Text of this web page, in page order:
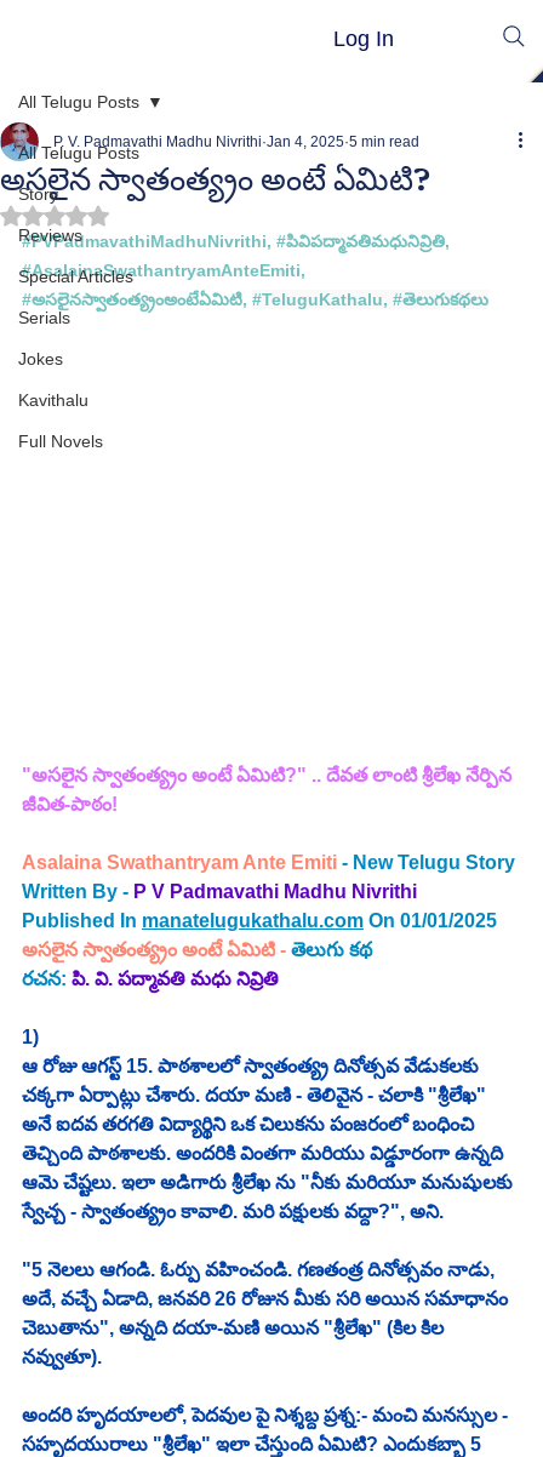
Log In
All Telugu Posts
Story
Reviews
Special Articles
Serials
Jokes
Kavithalu
Full Novels
All Telugu Posts
అసలైన స్వాతంత్య్రం అంటే ఏమిటి?
P. V. Padmavathi Madhu Nivrithi Jan 4, 2025 5 min read
Rated NaN out of 5 stars.
#PVPadmavathiMadhuNivrithi, #పివిపద్మావతిమధునివ్రితి,
#AsalainaSwathantryamAnteEmiti,
#అసలైనస్వాతంత్య్రంఅంటేఏమిటి, #TeluguKathalu, #తెలుగుకథలు
"అసలైన స్వాతంత్య్రం అంటే ఏమిటి?" .. దేవత లాంటి శ్రీలేఖ నేర్పిన
జీవిత-పాఠం!
Asalaina Swathantryam Ante Emiti - New Telugu Story
Written By - P V Padmavathi Madhu Nivrithi
Published In manatelugukathalu.com On 01/01/2025
అసలైన స్వాతంత్య్రం అంటే ఏమిటి - తెలుగు కథ
రచన: పి. వి. పద్మావతి మధు నివ్రితి
1)
ఆ రోజు ఆగస్ట్ 15. పాఠశాలలో స్వాతంత్య్ర దినోత్సవ వేడుకలకు
చక్కగా ఏర్పాట్లు చేశారు. దయా మణి - తెలివైన - చలాకి "శ్రీలేఖ"
అనే ఐదవ తరగతి విద్యార్థిని ఒక చిలుకను పంజరంలో బంధించి
తెచ్చింది పాఠశాలకు. అందరికి వింతగా మరియు విడ్డూరంగా ఉన్నది
ఆమె చేష్టలు. ఇలా అడిగారు శ్రీలేఖ ను "నీకు మరియూ మనుషులకు
స్వేచ్చ - స్వాతంత్య్రం కావాలి. మరి పక్షులకు వద్దా?", అని.
"5 నెలలు ఆగండి. ఓర్పు వహించండి. గణతంత్ర దినోత్సవం నాడు,
అదే, వచ్చే ఏడాది, జనవరి 26 రోజున మీకు సరి అయిన సమాధానం
చెబుతాను", అన్నది దయా-మణి అయిన "శ్రీలేఖ" (కిల కిల
నవ్వుతూ).
అందరి హృదయాలలో, పెదవుల పై నిశ్శబ్ద ప్రశ్న:- మంచి మనస్సుల -
సహృదయురాలు "శ్రీలేఖ" ఇలా చేస్తుంది ఏమిటి? ఎందుకబ్బా 5